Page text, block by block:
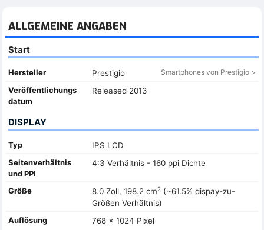
ALLGEMEINE ANGABEN
Start
Hersteller Prestigio Smartphones von Prestigio >
Veröffentlichungs
datum
Released 2013
DISPLAY
Typ
IPS LCD
Seitenverhältnis
und PPI
4:3 Verhältnis - 160 ppi Dichte
Größe 8.0 Zoll, 198.2 cm2(~61.5% dispay-zu-
Größen Verhältnis)
Auflösung
768 x 1024 Pixel